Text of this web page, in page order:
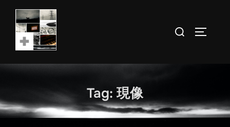
Skip
content
Search
Tag: 現像